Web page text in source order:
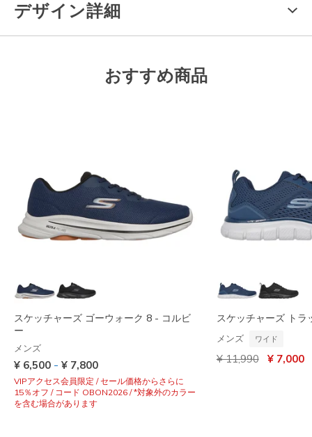
デザイン詳細
おすすめ商品
スケッチャーズ ゴーウォーク 8 - コルビ
ー
メンズ
¥ 6,500 - ¥ 7,800
VIPアクセス会員限定 / セール価格からさらに
15％オフ / コード OBON2026 / *対象外のカラー
を含む場合があります
スケッチャーズ トラ
メンズ ワイド
からの値引き
¥ 11,990から
¥ 7,000